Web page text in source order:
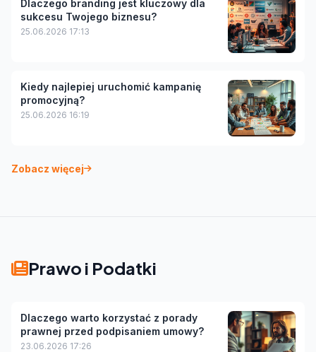
Dlaczego branding jest kluczowy dla
sukcesu Twojego biznesu?
25.06.2026 17:13
Kiedy najlepiej uruchomić kampanię
promocyjną?
25.06.2026 16:19
Zobacz więcej
Prawo i Podatki
Dlaczego warto korzystać z porady
prawnej przed podpisaniem umowy?
23.06.2026 17:26